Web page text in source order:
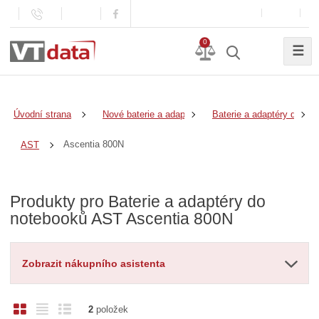
0
☰
Úvodní strana Nové baterie a adaptéry Baterie a adaptéry do
AST Ascentia 800N
Produkty pro Baterie a adaptéry do
notebooků AST Ascentia 800N
Zobrazit nákupního asistenta
O
Ř
2položek